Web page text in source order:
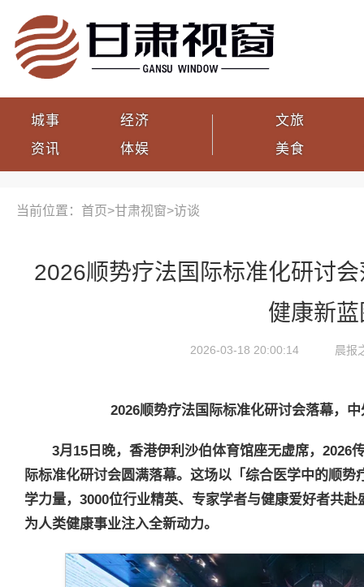
城事
资讯
经济
体娱
文旅
美食
当前位置：首页>甘肃视窗>访谈
2026顺势疗法国际标准化研讨
健康新
2026-03-18 20:00:14 晨报
2026顺势疗法国际标准化研讨会落幕，
3月 15 日晚，香港伊利沙伯体育馆座无虚席， 2026
际标准化研讨会圆满落幕。这场以「综合医学中的顺
学力量， 3000位行业精英、专家学者与健康爱好者共
为人类健康事业注入全新动力。